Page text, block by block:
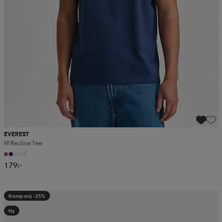
EVEREST
M Recline Tee
+4
179:-
Kampanj -25%
Ny